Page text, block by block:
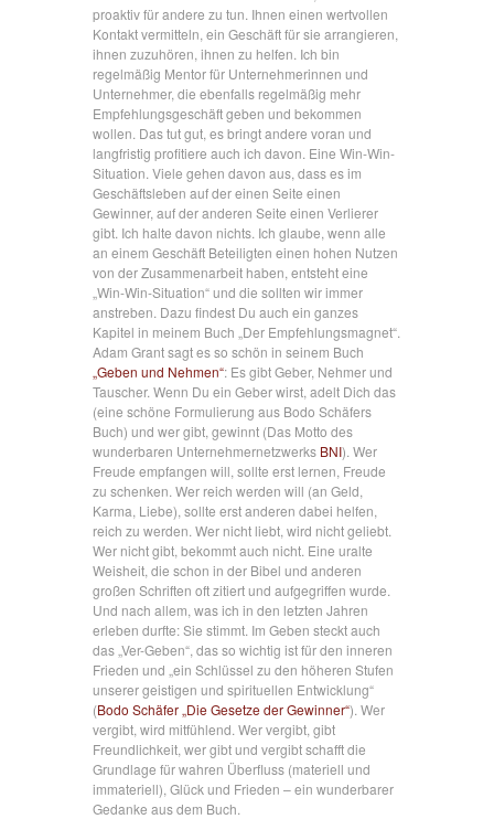
proaktiv für andere zu tun. Ihnen einen wertvollen
Kontakt vermitteln, ein Geschäft für sie arrangieren,
ihnen zuzuhören, ihnen zu helfen. Ich bin
regelmäßig Mentor für Unternehmerinnen und
Unternehmer, die ebenfalls regelmäßig mehr
Empfehlungsgeschäft geben und bekommen
wollen. Das tut gut, es bringt andere voran und
langfristig profitiere auch ich davon. Eine Win-Win-
Situation. Viele gehen davon aus, dass es im
Geschäftsleben auf der einen Seite einen
Gewinner, auf der anderen Seite einen Verlierer
gibt. Ich halte davon nichts. Ich glaube, wenn alle
an einem Geschäft Beteiligten einen hohen Nutzen
von der Zusammenarbeit haben, entsteht eine
„Win-Win-Situation“ und die sollten wir immer
anstreben. Dazu findest Du auch ein ganzes
Kapitel in meinem Buch „Der Empfehlungsmagnet“.
Adam Grant sagt es so schön in seinem Buch
„Geben und Nehmen“: Es gibt Geber, Nehmer und
Tauscher. Wenn Du ein Geber wirst, adelt Dich das
(eine schöne Formulierung aus Bodo Schäfers
Buch) und wer gibt, gewinnt (Das Motto des
wunderbaren Unternehmernetzwerks BNI). Wer
Freude empfangen will, sollte erst lernen, Freude
zu schenken. Wer reich werden will (an Geld,
Karma, Liebe), sollte erst anderen dabei helfen,
reich zu werden. Wer nicht liebt, wird nicht geliebt.
Wer nicht gibt, bekommt auch nicht. Eine uralte
Weisheit, die schon in der Bibel und anderen
großen Schriften oft zitiert und aufgegriffen wurde.
Und nach allem, was ich in den letzten Jahren
erleben durfte: Sie stimmt. Im Geben steckt auch
das „Ver-Geben“, das so wichtig ist für den inneren
Frieden und „ein Schlüssel zu den höheren Stufen
unserer geistigen und spirituellen Entwicklung“
(Bodo Schäfer „Die Gesetze der Gewinner“). Wer
vergibt, wird mitfühlend. Wer vergibt, gibt
Freundlichkeit, wer gibt und vergibt schafft die
Grundlage für wahren Überfluss (materiell und
immateriell), Glück und Frieden – ein wunderbarer
Gedanke aus dem Buch.